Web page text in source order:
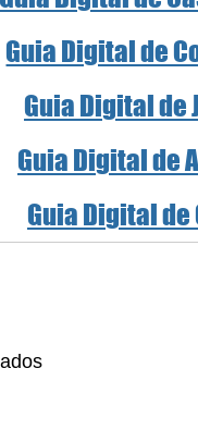
Guia Digital de
Guia Digital de
Guia Digital de
Guia Digital de